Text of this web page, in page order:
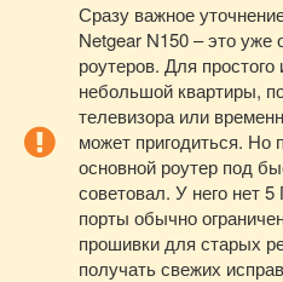
Сразу важное
Netgear N150 – это уже
роутеров. Для простого
небольшой квартиры,
телевизора или
может пригодиться. Но
основной роутер под
советовал. У него нет
порты обычно
прошивки для старых
получать свежих